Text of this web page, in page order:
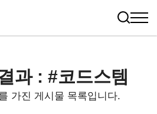
과 : #코드스템
가진 게시물 목록입니다.